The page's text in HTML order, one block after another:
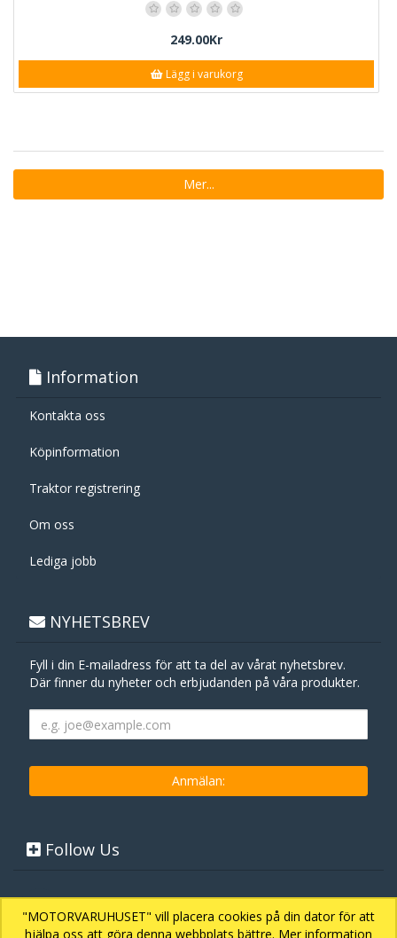
"MOTORVARUHUSET" vill placera cookies på din dator för att
hjälpa oss att göra denna webbplats bättre. Mer information
249.00Kr
Lägg i varukorg
Mer...
Information
Kontakta oss
Köpinformation
Traktor registrering
Om oss
Lediga jobb
NYHETSBREV
Fyll i din E-mailadress för att ta del av vårat nyhetsbrev.
Där finner du nyheter och erbjudanden på våra produkter.
Follow Us